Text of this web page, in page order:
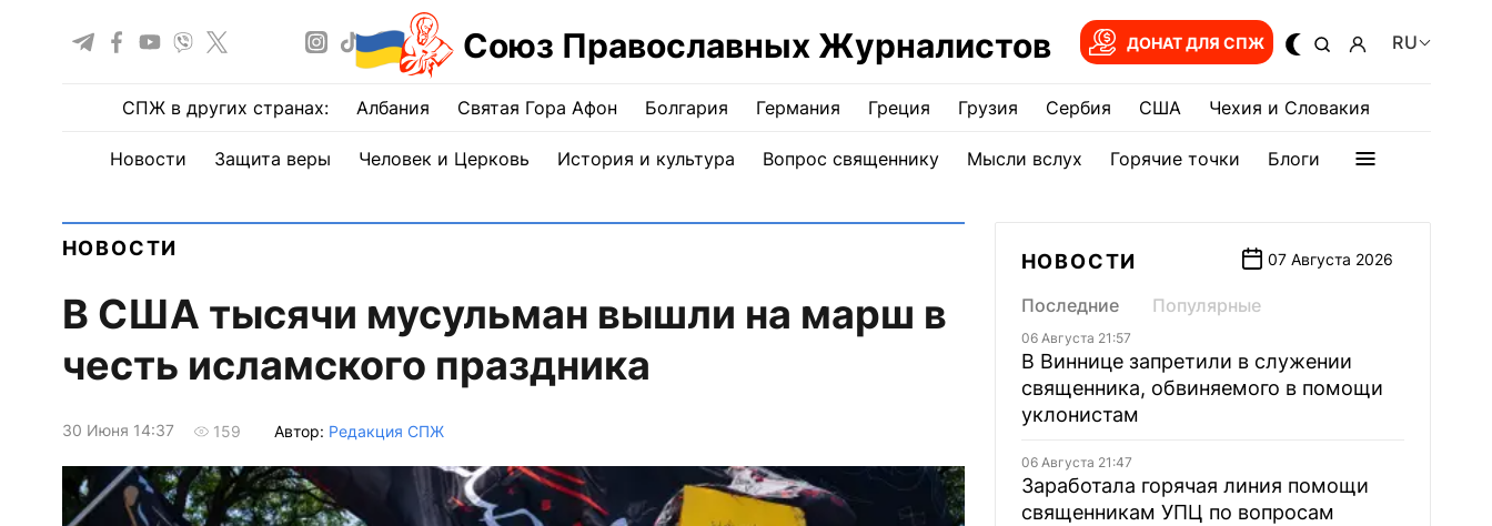
Союз Православных Журналистов ДОНАТ ДЛЯ СПЖ RU
СПЖ в других странах: Албания Святая Гора Афон Болгария Германия Греция Грузия Сербия США Чехия и Словакия
Новости Защита веры Человек и Церковь История и культура Вопрос священнику Мысли вслух Горячие точки Блоги
НОВОСТИ
В США тысячи мусульман вышли на марш в
честь исламского праздника
30 Июня 14:37 159 Автор: Редакция СПЖ
НОВОСТИ 07 Августа 2026
Последние Популярные
06 Августа 21:57
В Виннице запретили в служении
священника, обвиняемого в помощи
уклонистам
06 Августа 21:47
Заработала горячая линия помощи
священникам УПЦ по вопросам